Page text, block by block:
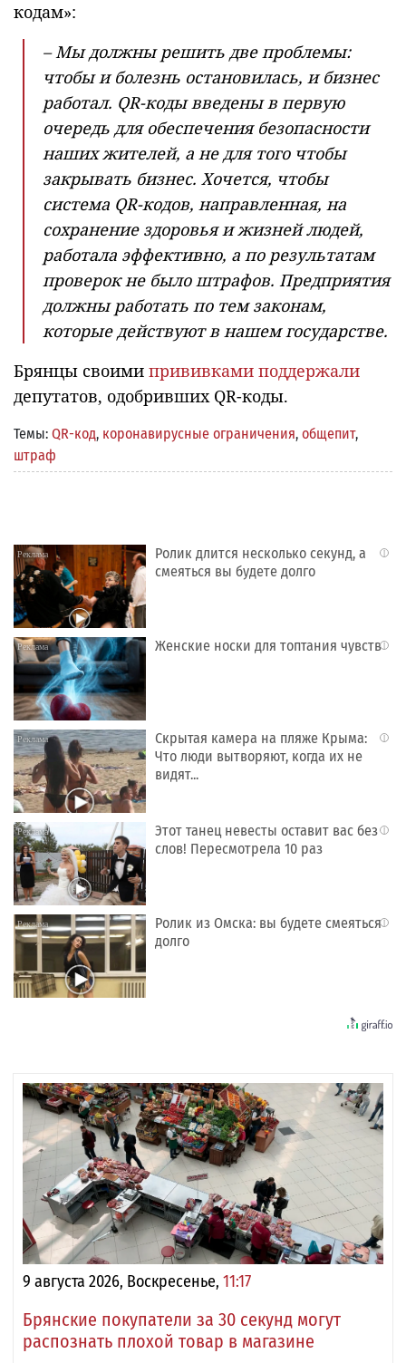
кодам»:
– Мы должны решить две проблемы:
чтобы и болезнь остановилась, и бизнес
работал. QR-коды введены в первую
очередь для обеспечения безопасности
наших жителей, а не для того чтобы
закрывать бизнес. Хочется, чтобы
система QR-кодов, направленная, на
сохранение здоровья и жизней людей,
работала эффективно, а по результатам
проверок не было штрафов. Предприятия
должны работать по тем законам,
которые действуют в нашем государстве.
Брянцы своими прививками поддержали
депутатов, одобривших QR-коды.
Темы: QR-код, коронавирусные ограничения, общепит,
штраф
i
Ролик длится несколько секунд, а
смеяться вы будете долго
i
Женские носки для топтания чувств
i
Скрытая камера на пляже Крыма:
Что люди вытворяют, когда их не
видят...
i
Этот танец невесты оставит вас без
слов! Пересмотрела 10 раз
i
Ролик из Омска: вы будете смеяться
долго
9 августа 2026, Воскресенье, 11:17
Брянские покупатели за 30 секунд могут
распознать плохой товар в магазине